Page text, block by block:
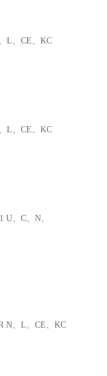
L、CE、KC
L、CE、KC
U、C、N、
N、L、CE、KC